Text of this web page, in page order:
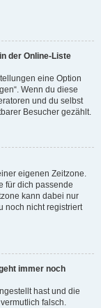
der Online-Liste
eine Option
Wenn du diese
und du selbst
Besucher gezählt.
eigenen Zeitzone.
für dich passende
kann dabei nur
noch nicht registriert
immer noch
hast und die
falsch.